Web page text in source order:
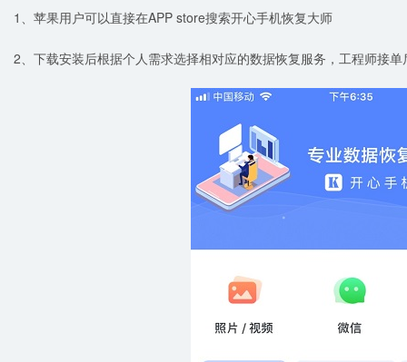
1、苹果用户可以直接在APP store搜索开心手机恢复大师
2、下载安装后根据个人需求选择相对应的数据恢复服务，工程师接